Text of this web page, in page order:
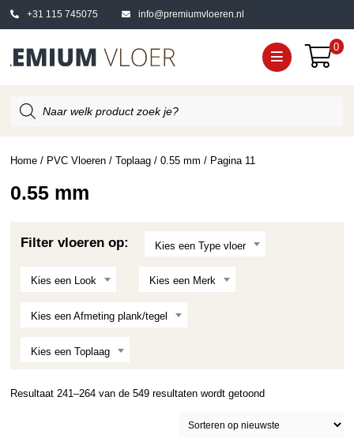
+31 115 745075 info@premiumvloeren.nl
0
zoeken
Home / PVC Vloeren /Toplaag /0.55 mm / Pagina 11
0.55 mm
Filter vloeren op: Kies een Type vloer
Kies een Look Kies een Merk
Kies een Afmeting plank/tegel
Kies een Toplaag
Resultaat 241–264 van de 549 resultaten wordt getoondGesorteerd
nieuwste